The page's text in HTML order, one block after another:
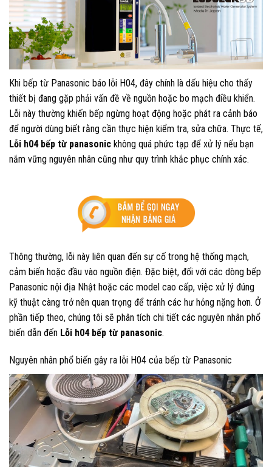
Khi bếp từ Panasonic báo lỗi H04, đây chính là dấu hiệu cho thấy
thiết bị đang gặp phải vấn đề về nguồn hoặc bo mạch điều khiển.
Lỗi này thường khiến bếp ngừng hoạt động hoặc phát ra cảnh báo
để người dùng biết rằng cần thực hiện kiểm tra, sửa chữa. Thực tế,
Lỗi h04 bếp từ panasonic không quá phức tạp để xử lý nếu bạn
nắm vững nguyên nhân cũng như quy trình khắc phục chính xác.
Thông thường, lỗi này liên quan đến sự cố trong hệ thống mạch,
cảm biến hoặc đầu vào nguồn điện. Đặc biệt, đối với các dòng bếp
Panasonic nội địa Nhật hoặc các model cao cấp, việc xử lý đúng
kỹ thuật càng trở nên quan trọng để tránh các hư hỏng nặng hơn. Ở
phần tiếp theo, chúng tôi sẽ phân tích chi tiết các nguyên nhân phổ
biến dẫn đến Lỗi h04 bếp từ panasonic.
Nguyên nhân phổ biến gây ra lỗi H04 của bếp từ Panasonic